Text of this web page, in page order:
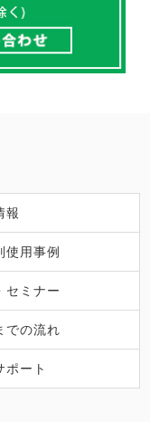
報
使用事例
セミナー
での流れ
ポート